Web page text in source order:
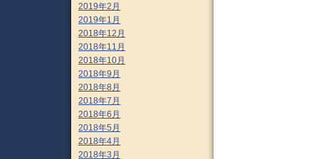
2019年2月
2019年1月
2018年12月
2018年11月
2018年10月
2018年9月
2018年8月
2018年7月
2018年6月
2018年5月
2018年4月
2018年3月